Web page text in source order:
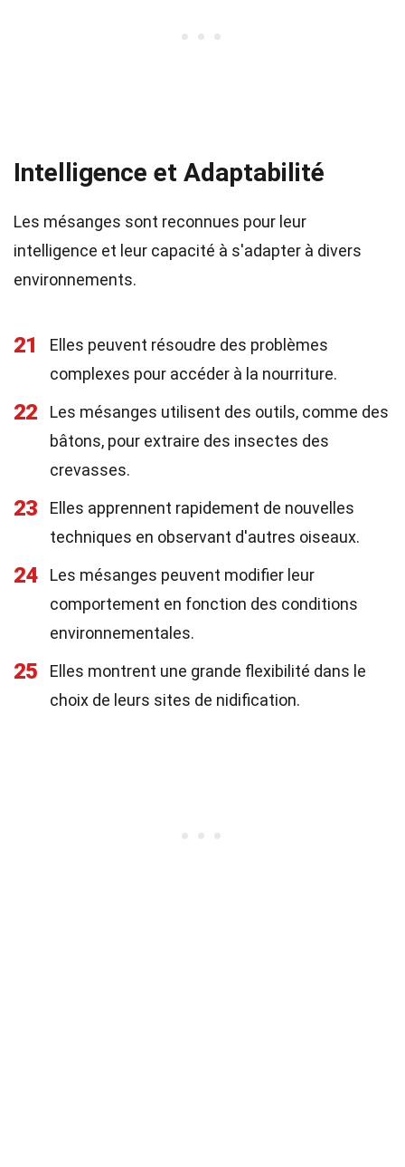
Intelligence et Adaptabilité
Les mésanges sont reconnues pour leur
intelligence et leur capacité à s'adapter à divers
environnements.
21
Elles peuvent résoudre des problèmes
complexes pour accéder à la nourriture.
22
Les mésanges utilisent des outils, comme des
bâtons, pour extraire des insectes des
crevasses.
23
Elles apprennent rapidement de nouvelles
techniques en observant d'autres oiseaux.
24
Les mésanges peuvent modifier leur
comportement en fonction des conditions
environnementales.
25
Elles montrent une grande flexibilité dans le
choix de leurs sites de nidification.